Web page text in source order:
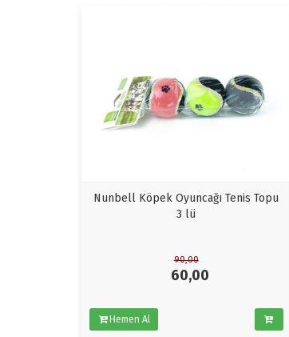
Nunbell Köpek Oyuncağı Tenis Topu
3 lü
90,00
60,00
Hemen Al